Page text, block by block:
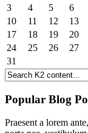
3
4 5 6
10
11 12 13
17
18 19 20
24
25 26 27
31
Popular Blog
Praesent a lorem